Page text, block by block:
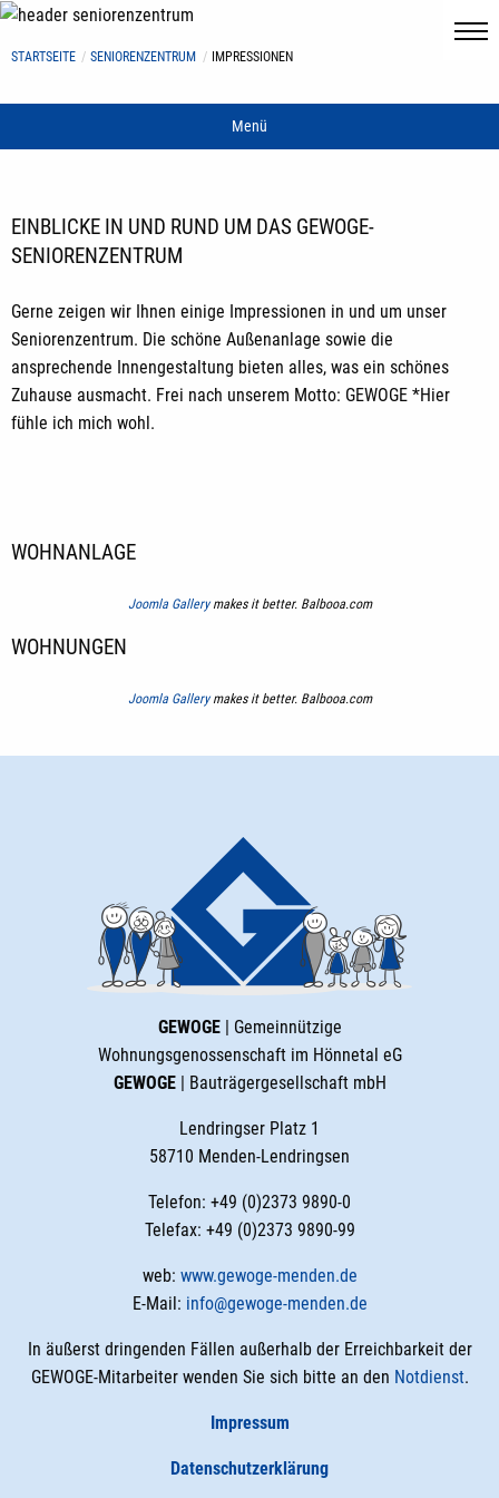
STARTSEITE SENIORENZENTRUM IMPRESSIONEN
Menü
EINBLICKE IN UND RUND UM DAS GEWOGE-
SENIORENZENTRUM
Gerne zeigen wir Ihnen einige Impressionen in und um unser
Seniorenzentrum. Die schöne Außenanlage sowie die
ansprechende Innengestaltung bieten alles, was ein schönes
Zuhause ausmacht. Frei nach unserem Motto: GEWOGE *Hier
fühle ich mich wohl.
WOHNANLAGE
Joomla Gallerymakes it better. Balbooa.com
WOHNUNGEN
Joomla Gallerymakes it better. Balbooa.com
GEWOGE| Gemeinnützige
Wohnungsgenossenschaft im Hönnetal eG
GEWOGE| Bauträgergesellschaft mbH
Lendringser Platz 1
58710 Menden-Lendringsen
Telefon: +49 (0)2373 9890-0
Telefax: +49 (0)2373 9890-99
web: www.gewoge-menden.de
E-Mail: info@gewoge-menden.de
In äußerst dringenden Fällen außerhalb der Erreichbarkeit der
GEWOGE-Mitarbeiter wenden Sie sich bitte an den Notdienst.
Impressum
Datenschutzerklärung